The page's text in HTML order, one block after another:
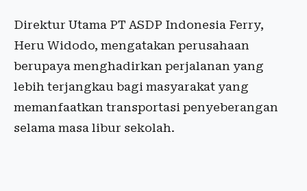
Direktur Utama PT ASDP Indonesia Ferry,
Heru Widodo, mengatakan perusahaan
berupaya menghadirkan perjalanan yang
lebih terjangkau bagi masyarakat yang
memanfaatkan transportasi penyeberangan
selama masa libur sekolah.